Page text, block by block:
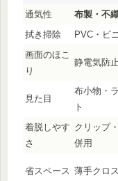
通気性 布製・不
拭き掃除
PVC・ビ
画面のほこ
り
静電気防
見た目
布小物・
ト
着脱しやす
さ
クリップ
併用
省スペース 薄手クロ